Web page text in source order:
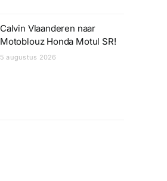
Calvin Vlaanderen naar
Motoblouz Honda Motul SR!
5 augustus 2026